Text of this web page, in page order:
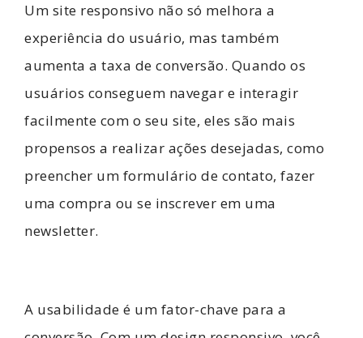
Um site responsivo não só melhora a
experiência do usuário, mas também
aumenta a taxa de conversão. Quando os
usuários conseguem navegar e interagir
facilmente com o seu site, eles são mais
propensos a realizar ações desejadas, como
preencher um formulário de contato, fazer
uma compra ou se inscrever em uma
newsletter.
A usabilidade é um fator-chave para a